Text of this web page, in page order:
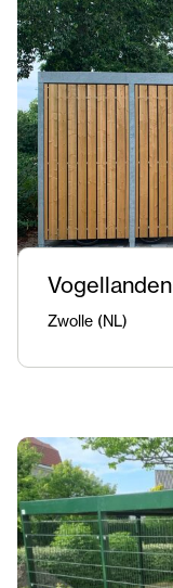
Vogellanden
Zwolle (NL)